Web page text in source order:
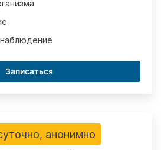
Записаться
анонимно